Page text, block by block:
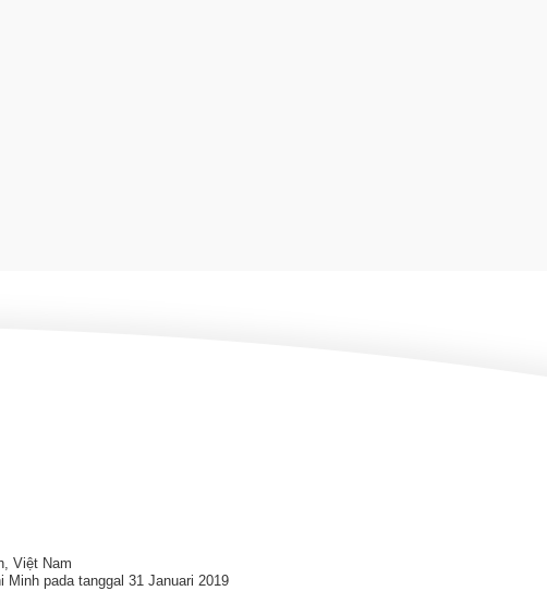
Việt Nam
Minh pada tanggal 31 Januari 2019